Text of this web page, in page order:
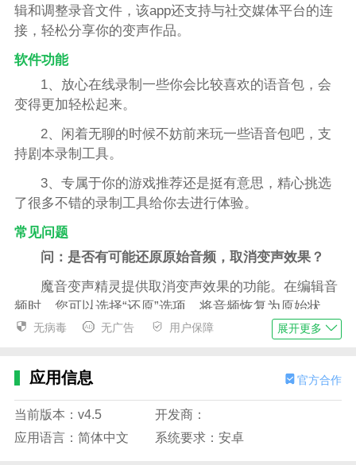
辑和调整录音文件，该app还支持与社交媒体平台的连
接，轻松分享你的变声作品。
软件功能
1、放心在线录制一些你会比较喜欢的语音包，会
变得更加轻松起来。
2、闲着无聊的时候不妨前来玩一些语音包吧，支
持剧本录制工具。
3、专属于你的游戏推荐还是挺有意思，精心挑选
了很多不错的录制工具给你去进行体验。
常见问题
问：是否有可能还原原始音频，取消变声效果？
魔音变声精灵提供取消变声效果的功能。在编辑音
频时，您可以选择“还原”选项，将音频恢复为原始状
态。
当然可以。魔音变声精灵提供了多种预设的变声类
型，同时也允许用户根据个人需求来调整参数，以获得
更符合自己需求的声音效果。
无病毒 无广告 用户保障 展开更多
应用信息 官方合作
当前版本：v4.5
开发商：
应用语言：简体中文
系统要求：安卓